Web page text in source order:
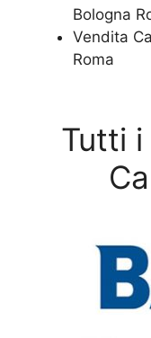
Bologna
Vendita
Roma
Tutti